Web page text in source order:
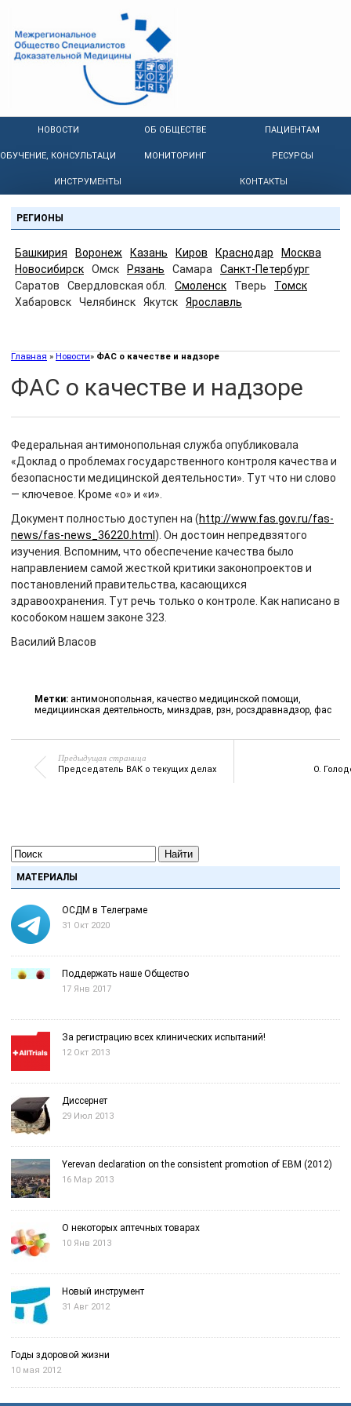
НОВОСТИ ОБ ОБЩЕСТВЕ ПАЦИЕНТАМ
ОБУЧЕНИЕ, КОНСУЛЬТАЦИИ МОНИТОРИНГ РЕСУРСЫ
ИНСТРУМЕНТЫ КОНТАКТЫ
РЕГИОНЫ
Башкирия Воронеж Казань Киров Краснодар
Москва
Новосибирск
Омск Рязань Самара
Санкт-Петербург
Саратов
Свердловская обл. Смоленск Тверь
Томск
Хабаровск
Челябинск Якутск Ярославль
Главная » Новости» ФАС о качестве и надзоре
ФАС о качестве и надзоре
Федеральная антимонопольная служба опубликовала
«Доклад о проблемах государственного контроля качества и
безопасности медицинской деятельности». Тут что ни слово
— ключевое. Кроме «о» и «и».
Документ полностью доступен на (http://www.fas.gov.ru/fas-
news/fas-news_36220.html ). Он достоин непредвзятого
изучения. Вспомним, что обеспечение качества было
направлением самой жесткой критики законопроектов и
постановлений правительства, касающихся
здравоохранения. Тут речь только о контроле. Как написано в
кособоком нашем законе 323.
Василий Власов
Метки: антимонопольная, качество медицинской помощи,
медициинская деятельность, минздрав, рзн, росздравнадзор, фас
Предыдущая страница
Председатель ВАК о текущих делах О.
Найти
МАТЕРИАЛЫ
ОСДМ в Телеграме
31 Окт 2020
Поддержать наше Общество
17 Янв 2017
За регистрацию всех клинических испытаний!
12 Окт 2013
Диссернет
29 Июл 2013
Yerevan declaration on the consistent promotion of EBM (2012)
16 Мар 2013
О некоторых аптечных товарах
10 Янв 2013
Новый инструмент
31 Авг 2012
Годы здоровой жизни
10 мая 2012